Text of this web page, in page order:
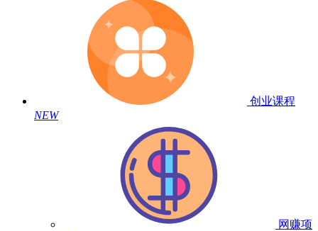
创业课程
NEW
网赚项